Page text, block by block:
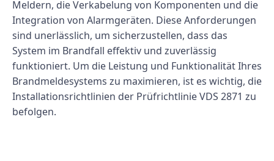
Meldern, die Verkabelung von Komponenten und die
Integration von Alarmgeräten. Diese Anforderungen
sind unerlässlich, um sicherzustellen, dass das
System im Brandfall effektiv und zuverlässig
funktioniert. Um die Leistung und Funktionalität Ihres
Brandmeldesystems zu maximieren, ist es wichtig, die
Installationsrichtlinien der Prüfrichtlinie VDS 2871 zu
befolgen.